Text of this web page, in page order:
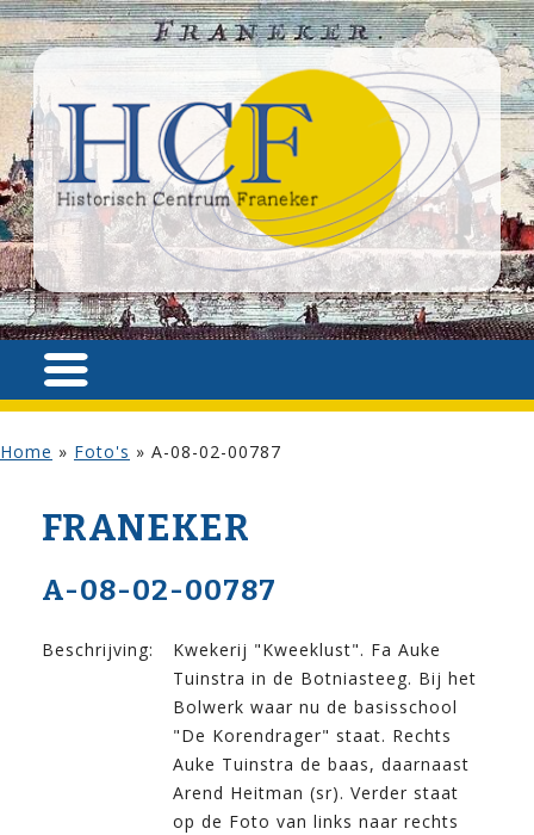
Home » Foto's » A-08-02-00787
FRANEKER
A-08-02-00787
Beschrijving:
Kwekerij "Kweeklust". Fa Auke
Tuinstra in de Botniasteeg. Bij het
Bolwerk waar nu de basisschool
"De Korendrager" staat. Rechts
Auke Tuinstra de baas, daarnaast
Arend Heitman (sr). Verder staat
op de Foto van links naar rechts